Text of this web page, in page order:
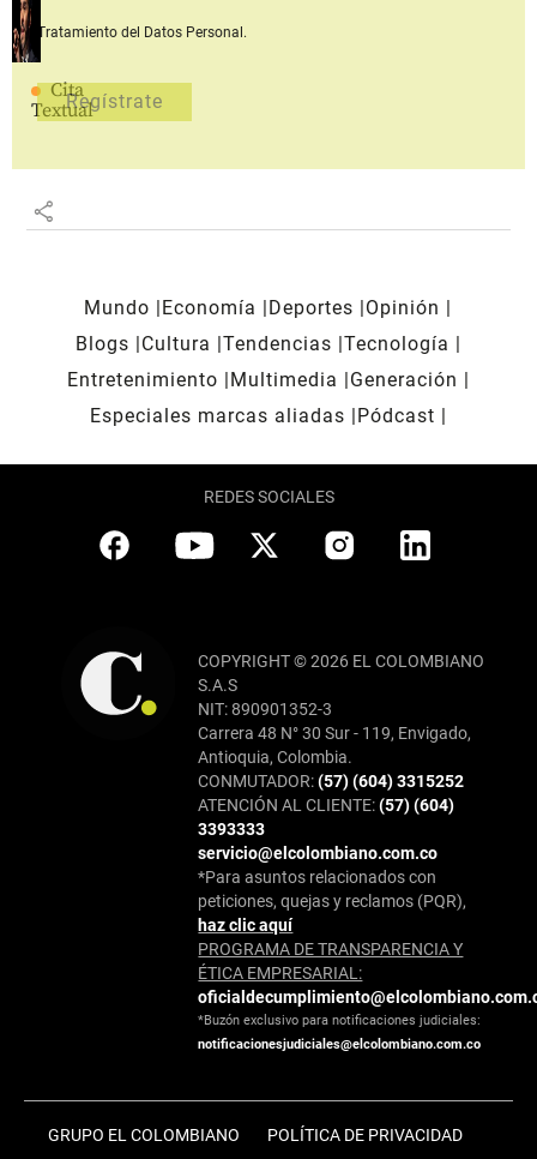
Cita
Textual
share
Tratamiento del Datos Personal.
Mundo Economía Deportes
Opinión
Blogs
Cultura Tendencias Tecnología
Entretenimiento
Multimedia
Generación
Especiales marcas aliadas
Pódcast
REDES SOCIALES
COPYRIGHT © 2026 EL COLOMBIANO
S.A.S
NIT: 890901352-3
Carrera 48 N° 30 Sur - 119, Envigado,
Antioquia, Colombia.
CONMUTADOR:(57) (604) 3315252
ATENCIÓN AL CLIENTE:(57) (604)
3393333
servicio@elcolombiano.com.co
*Para asuntos relacionados con
peticiones, quejas y reclamos (PQR),
haz clic aquí
PROGRAMA DE TRANSPARENCIA Y
ÉTICA EMPRESARIAL:
*Buzón exclusivo para notificaciones judiciales:
notificacionesjudiciales@elcolombiano.com.co
GRUPO EL COLOMBIANO POLÍTICA DE PRIVACIDAD